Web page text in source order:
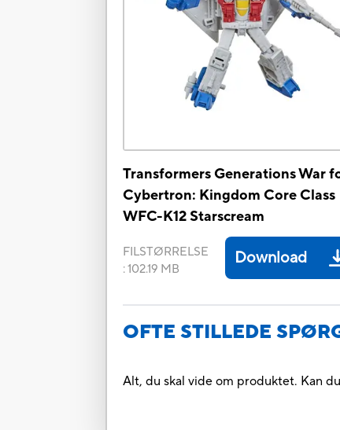
Transformers Generations War
Cybertron: Kingdom Core Class
WFC-K12 Starscream
FILSTØRRELSE
:102.19 MB
Download
OFTE STILLEDE
Alt, du skal vide om produktet. Kan